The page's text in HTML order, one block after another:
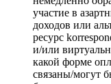
участие в
доходов или
ресурс
и/или
какой форме
связаны/могут